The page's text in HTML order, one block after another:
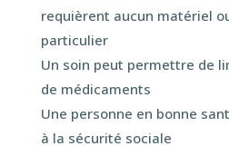
requièrent aucun matériel
particulier
Un soin peut permettre de
de médicaments
Une personne en bonne
à la sécurité sociale